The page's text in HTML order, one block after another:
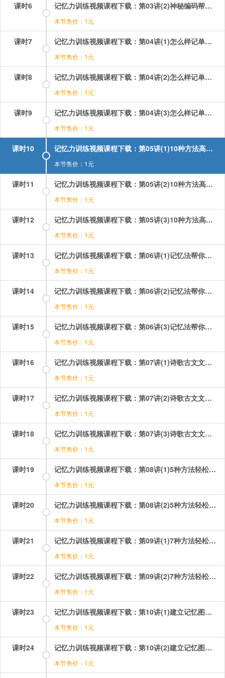
课时6 记忆力训练视频课程下载：第03讲(2)神秘编码帮你轻松记数字 第2段.mp4
本节售价：1元
课时7 记忆力训练视频课程下载：第04讲(1)怎么样记单词最科学？ 第1段.mp4
本节售价：1元
课时8 记忆力训练视频课程下载：第04讲(2)怎么样记单词最科学？ 第2段.mp4
本节售价：1元
课时9 记忆力训练视频课程下载：第04讲(3)怎么样记单词最科学？ 第3段.mp4
本节售价：1元
课时10 记忆力训练视频课程下载：第05讲(1)10种方法高效记单词 第1段.mp4
本节售价：1元
课时11 记忆力训练视频课程下载：第05讲(2)10种方法高效记单词 第2段.mp4
本节售价：1元
课时12 记忆力训练视频课程下载：第05讲(3)10种方法高效记单词 第3段.mp4
本节售价：1元
课时13 记忆力训练视频课程下载：第06讲(1)记忆法帮你成为中文词汇小达人 第1段.mp4
本节售价：1元
课时14 记忆力训练视频课程下载：第06讲(2)记忆法帮你成为中文词汇小达人第2段.mp4
本节售价：1元
课时15 记忆力训练视频课程下载：第06讲(3)记忆法帮你成为中文词汇小达人 第3段.mp4
本节售价：1元
课时16 记忆力训练视频课程下载：第07讲(1)诗歌古文文章轻松记 第1段.mp4
本节售价：1元
课时17 记忆力训练视频课程下载：第07讲(2)诗歌古文文章轻松记 第2段.mp4
本节售价：1元
课时18 记忆力训练视频课程下载：第07讲(3)诗歌古文文章轻松记 第3段.mp4
本节售价：1元
课时19 记忆力训练视频课程下载：第08讲(1)5种方法轻松记文综 第1段.mp4
本节售价：1元
课时20 记忆力训练视频课程下载：第08讲(2)5种方法轻松记文综 第2段.mp4
本节售价：1元
课时21 记忆力训练视频课程下载：第09讲(1)7种方法轻松记理综 第1段.mp4
本节售价：1元
课时22 记忆力训练视频课程下载：第09讲(2)7种方法轻松记理综 第2段.mp4
本节售价：1元
课时23 记忆力训练视频课程下载：第10讲(1)建立记忆图书馆 第1段.mp4
本节售价：1元
课时24 记忆力训练视频课程下载：第10讲(2)建立记忆图书馆 第2段.mp4
本节售价：1元